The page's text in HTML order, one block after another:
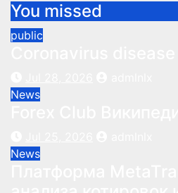
You missed
public
News
News